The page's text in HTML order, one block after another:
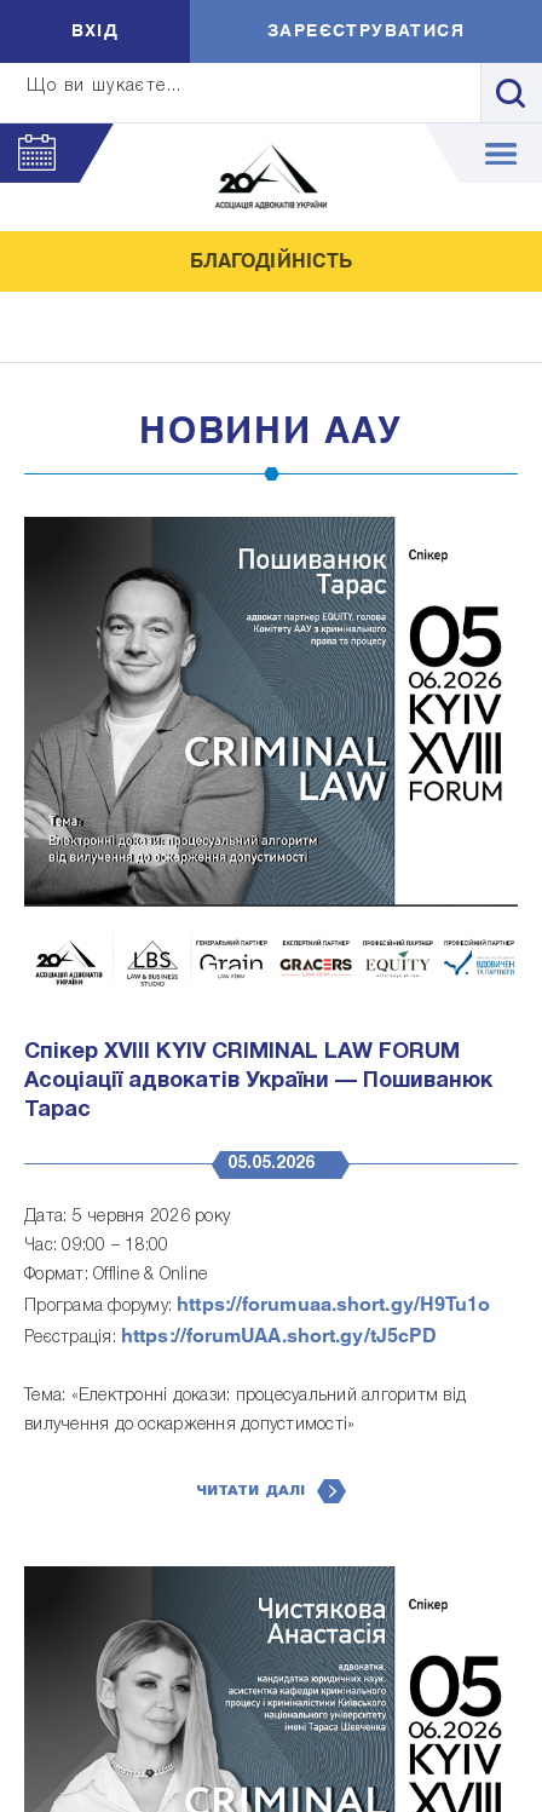
Що ви шукаєте...
ВXIД ЗАРЕЄСТРУВАТИСЯ
БЛАГОДІЙНІСТЬ
НОВИНИ ААУ
Спікер XVIII KYIV CRIMINAL LAW FORUM
Асоціації адвокатів України — Пошиванюк
Тарас
05.05.2026
Дата: 5 червня 2026 року
Час: 09:00 – 18:00
Формат: Offline & Online
Програма форуму: https://forumuaa.short.gy/H9Tu1o
Реєстрація: https://forumUAA.short.gy/tJ5cPD
Тема: «Електронні докази: процесуальний алгоритм від
вилучення до оскарження допустимості»
ЧИТАТИ ДАЛІ